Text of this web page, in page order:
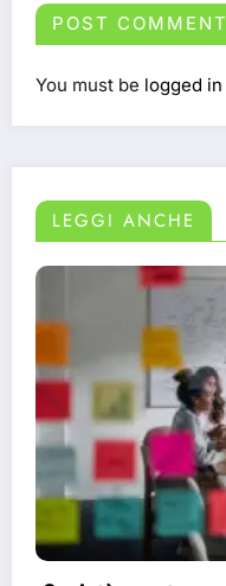
POST COMMENT
You must be logged in
LEGGI ANCHE